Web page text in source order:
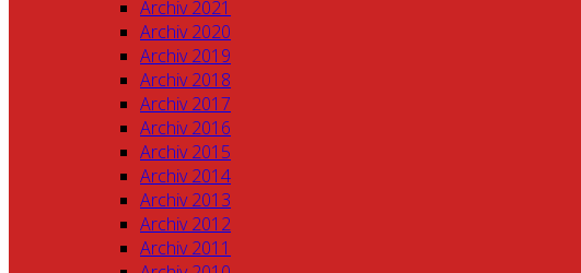
Archiv 2021
Archiv 2020
Archiv 2019
Archiv 2018
Archiv 2017
Archiv 2016
Archiv 2015
Archiv 2014
Archiv 2013
Archiv 2012
Archiv 2011